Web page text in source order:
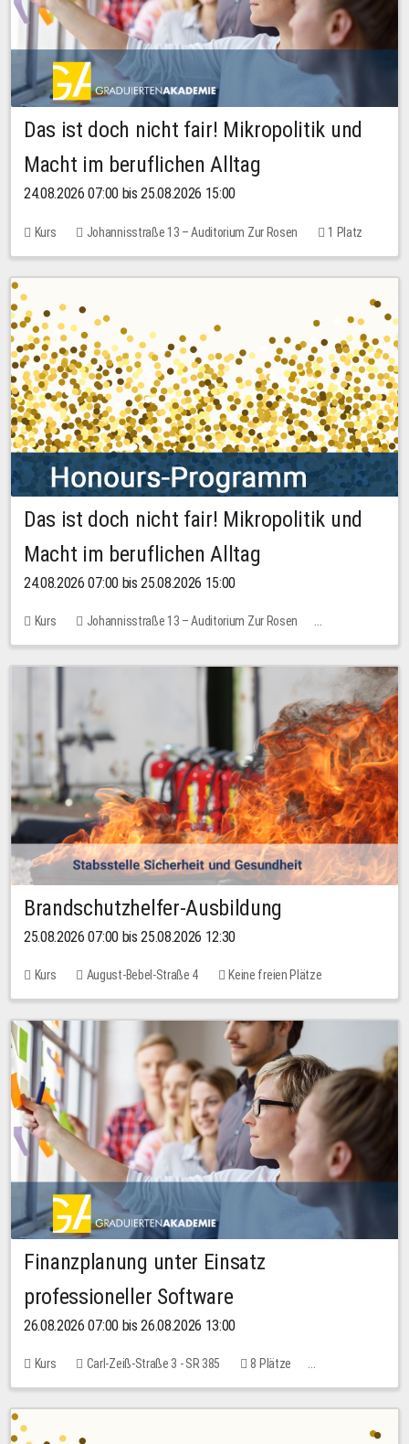
Das ist doch nicht fair! Mikropolitik und
Macht im beruflichen Alltag
24.08.2026 07:00 bis 25.08.2026 15:00
Kurs Johannisstraße 13 – Auditorium Zur Rosen
1 Platz
30,00 EUR
Das ist doch nicht fair! Mikropolitik und
Macht im beruflichen Alltag
24.08.2026 07:00 bis 25.08.2026 15:00
Kurs
Johannisstraße 13 – Auditorium Zur Rosen
Keine freien Plätze
Brandschutzhelfer-Ausbildung
25.08.2026 07:00 bis 25.08.2026 12:30
Kurs August-Bebel-Straße 4 Keine freien Plätze
Finanzplanung unter Einsatz
professioneller Software
26.08.2026 07:00 bis 26.08.2026 13:00
Kurs Carl-Zeiß-Straße 3 - SR 385
8 Plätze
20,00 EUR